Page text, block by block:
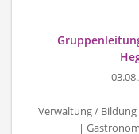
Verwaltung /
|